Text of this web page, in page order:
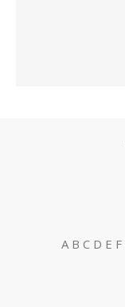
A B C D E F